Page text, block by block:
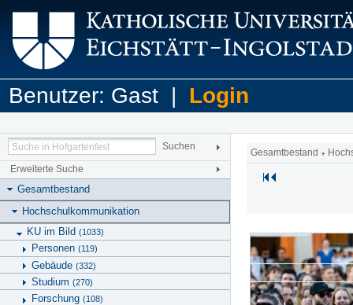
Benutzer: Gast | Login
Erweiterte Suche
Gesamtbestand
Hochschulkommunikation
KU im Bild (1033)
Personen (119)
Gebäude (332)
Studium (270)
Forschung (108)
Gesamtbestand